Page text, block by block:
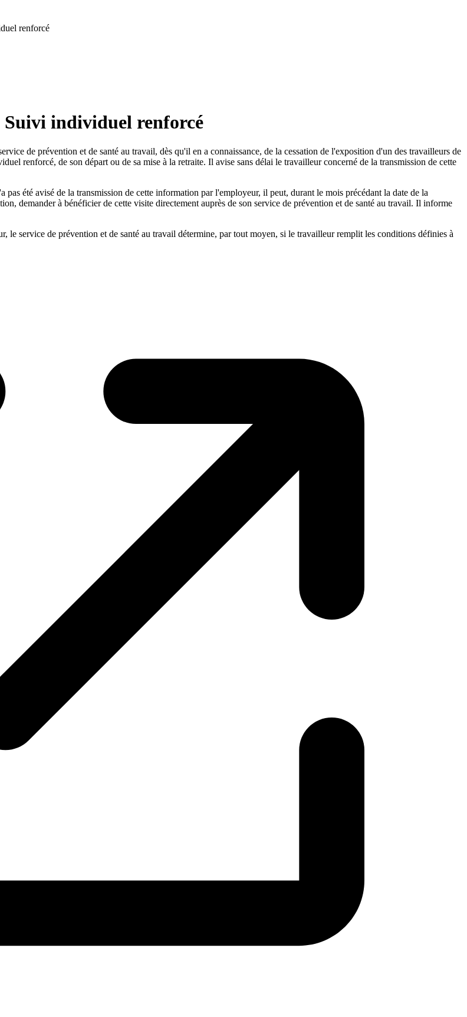
renforcé
individuel renforcé
de prévention et de santé au travail, dès qu'il en a connaissance, de la cessation de l'exposition d'un des travailleurs de
renforcé, de son départ ou de sa mise à la retraite. Il avise sans délai le travailleur concerné de la transmission de cette
été avisé de la transmission de cette information par l'employeur, il peut, durant le mois précédant la date de la
demander à bénéficier de cette visite directement auprès de son service de prévention et de santé au travail. Il informe
le service de prévention et de santé au travail détermine, par tout moyen, si le travailleur remplit les conditions définies à